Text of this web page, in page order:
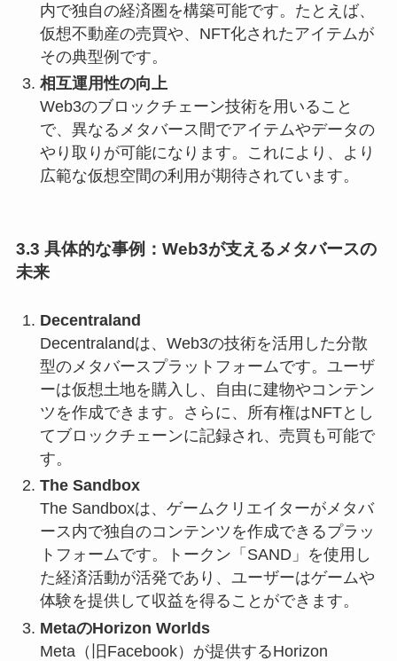
内で独自の経済圏を構築可能です。たとえば、
仮想不動産の売買や、NFT化されたアイテムが
その典型例です。
相互運用性の向上
Web3のブロックチェーン技術を用いること
で、異なるメタバース間でアイテムやデータの
やり取りが可能になります。これにより、より
広範な仮想空間の利用が期待されています。
3.3 具体的な事例：Web3が支えるメタバースの
未来
Decentraland
Decentralandは、Web3の技術を活用した分散
型のメタバースプラットフォームです。ユーザ
ーは仮想土地を購入し、自由に建物やコンテン
ツを作成できます。さらに、所有権はNFTとし
てブロックチェーンに記録され、売買も可能で
す。
The Sandbox
The Sandboxは、ゲームクリエイターがメタバ
ース内で独自のコンテンツを作成できるプラッ
トフォームです。トークン「SAND」を使用し
た経済活動が活発であり、ユーザーはゲームや
体験を提供して収益を得ることができます。
MetaのHorizon Worlds
Meta（旧Facebook）が提供するHorizon